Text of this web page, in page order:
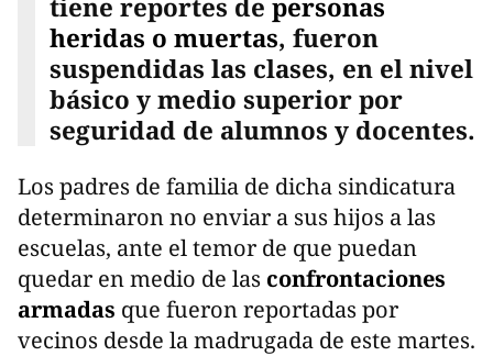
tiene reportes de personas
heridas o muertas, fueron
suspendidas las clases, en el nivel
básico y medio superior por
seguridad de alumnos y docentes.
Los padres de familia de dicha sindicatura
determinaron no enviar a sus hijos a las
escuelas, ante el temor de que puedan
quedar en medio de las confrontaciones
armadas que fueron reportadas por
vecinos desde la madrugada de este martes.